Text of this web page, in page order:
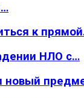
к
НЛО с…
новый